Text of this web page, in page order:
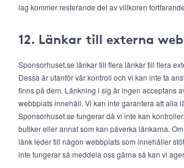
lag kommer resterande del av villkoren
12. Länkar till externa
Sponsorhuset.se länkar till flera länkar till flera
Dessa är utanför vår kontroll och vi kan inte ta
finns på dem. Länkning i sig är ingen acceptans
webbplats innehåll. Vi kan inte garantera att alla
Sponsorhuset.se fungerar då vi inte kan
butiker eller annat som kan påverka länkarna.
länk leder till någon webbplats som innehåller
inte fungerar så meddela oss gärna så kan vi